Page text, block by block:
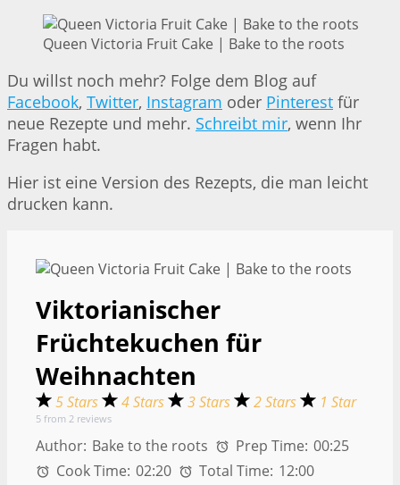
Queen Victoria Fruit Cake | Bake to the roots
Du willst noch mehr? Folge dem Blog auf
Facebook, Twitter, Instagram oder Pinterest für
neue Rezepte und mehr. Schreibt mir, wenn Ihr
Fragen habt.
Hier ist eine Version des Rezepts, die man leicht
drucken kann.
Viktorianischer
Früchtekuchen für
Weihnachten
5 Stars 4 Stars 3 Stars 2 Stars 1 Star
5 from 2 reviews
Author: Bake to the roots Prep Time: 00:25
Cook Time: 02:20 Total Time: 12:00